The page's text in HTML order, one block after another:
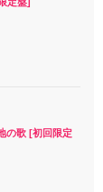
の歌 [初回限定